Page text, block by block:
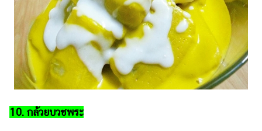
10. กล้วยบวชพระ